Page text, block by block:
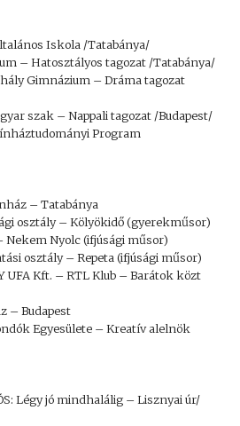
Iskola /Tatabánya/
– Hatosztályos tagozat /Tatabánya/
Gimnázium – Dráma tagozat
szak – Nappali tagozat /Budapest/
Program
– Tatabánya
osztály – Kölyökidő (gyerekműsor)
Nekem Nyolc (ifjúsági műsor)
osztály – Repeta (ifjúsági műsor)
UFA Kft. – RTL Klub – Barátok közt
– Budapest
Egyesülete – Kreatív alelnök
Légy jó mindhalálig – Lisznyai úr/